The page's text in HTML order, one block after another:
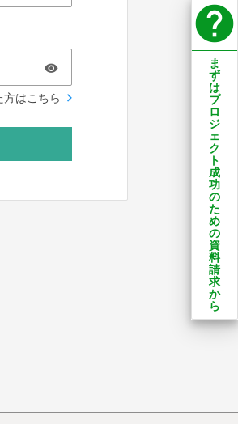
はこちら
help
ま
ず
は
プ
ロ
ジ
ェ
ク
ト
成
功
の
た
め
の
資
料
請
求
か
ら